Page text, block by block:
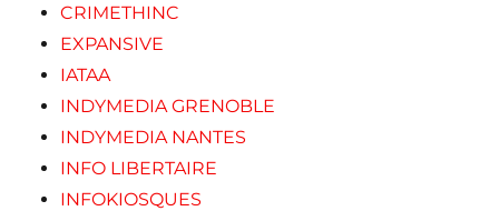
CRIMETHINC
EXPANSIVE
IATAA
INDYMEDIA GRENOBLE
INDYMEDIA NANTES
INFO LIBERTAIRE
INFOKIOSQUES